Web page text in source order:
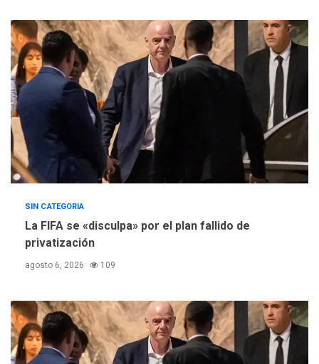
5
ÚLTIMA HORA
Concejo Municipal de
Mariño respalda a Cámara
de Comercio para reforma
de Ley de Puerto Libre
SIN CATEGORIA
La FIFA se «disculpa» por el plan fallido de
privatización
agosto 6, 2026 109